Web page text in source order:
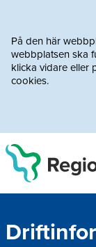
På den här
webbplatsen ska
klicka vidare eller
cookies.